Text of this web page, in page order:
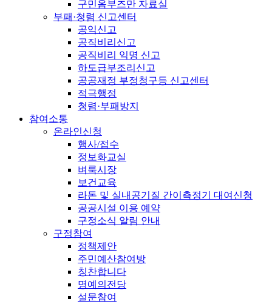
구민옴부즈만 자료실
부패·청렴 신고센터
공익신고
공직비리신고
공직비리 익명 신고
하도급부조리신고
공공재정 부정청구등 신고센터
적극행정
청렴·부패방지
참여소통
온라인신청
행사/접수
정보화교실
벼룩시장
보건교육
라돈 및 실내공기질 간이측정기 대여신청
공공시설 이용 예약
구정소식 알림 안내
구정참여
정책제안
주민예산참여방
칭찬합니다
명예의전당
설문참여